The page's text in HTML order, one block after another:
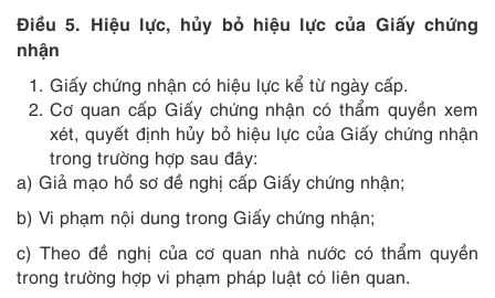
Điều 5. Hiệu lực, hủy bỏ hiệu lực của Giấy chứng
nhận
Giấy chứng nhận có hiệu lực kể từ ngày cấp.
Cơ quan cấp Giấy chứng nhận có thẩm quyền xem
xét, quyết định hủy bỏ hiệu lực của Giấy chứng nhận
trong trường hợp sau đây:
a) Giả mạo hồ sơ đề nghị cấp Giấy chứng nhận;
b) Vi phạm nội dung trong Giấy chứng nhận;
c) Theo đề nghị của cơ quan nhà nước có thẩm quyền
trong trường hợp vi phạm pháp luật có liên quan.